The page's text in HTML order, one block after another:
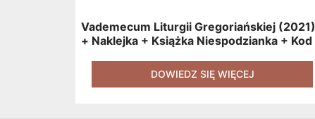
Vademecum Liturgii Gregoriańskiej (2021)
+ Naklejka + Książka Niespodzianka + Kod
Rabatowy Na Kolejne Zakupy + Gratis
(książka W Formacie Elektronicznym)
[zestaw 3 Produktów + Kod Rabatowy +
DOWIEDZ SIĘ WIĘCEJ